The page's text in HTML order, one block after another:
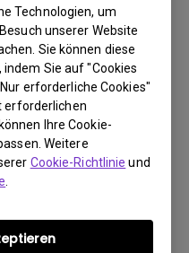
Technologien, um
unserer Website
Sie können diese
Sie auf "Cookies
erforderliche Cookies"
erforderlichen
Ihre Cookie-
Weitere
Cookie-Richtlinie und
per E-Mail
Schritte zur
zu helfen oder den
der für Ihren Fall
eine RMA-Nummer
zurückgeben, sofern
Falls Ihr Produkt Ihnen
geliefert wurde, bitten